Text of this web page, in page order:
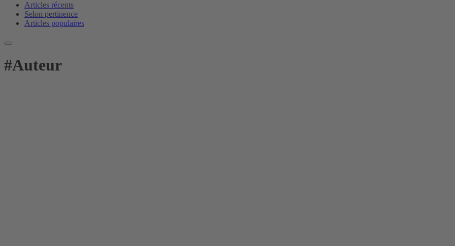
Articles récents
Selon pertinence
Articles populaires
#Auteur